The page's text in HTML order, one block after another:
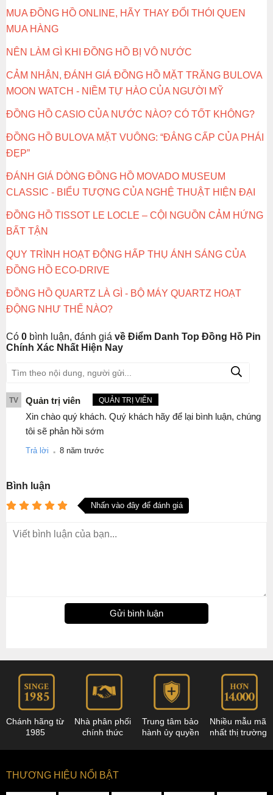
MUA ĐỒNG HỒ ONLINE, HÃY THAY ĐỔI THÓI QUEN
MUA HÀNG
NÊN LÀM GÌ KHI ĐỒNG HỒ BỊ VÔ NƯỚC
CẢM NHẬN, ĐÁNH GIÁ ĐỒNG HỒ MẶT TRĂNG BULOVA
MOON WATCH - NIỀM TỰ HÀO CỦA NGƯỜI MỸ
ĐỒNG HỒ CASIO CỦA NƯỚC NÀO? CÓ TỐT KHÔNG?
ĐỒNG HỒ BULOVA MẶT VUÔNG: “ĐẲNG CẤP CỦA PHÁI
ĐẸP”
ĐÁNH GIÁ DÒNG ĐỒNG HỒ MOVADO MUSEUM
CLASSIC - BIỂU TƯỢNG CỦA NGHỆ THUẬT HIỆN ĐẠI
ĐỒNG HỒ TISSOT LE LOCLE – CỘI NGUỒN CẢM HỨNG
BẤT TẬN
QUY TRÌNH HOẠT ĐỘNG HẤP THỤ ÁNH SÁNG CỦA
ĐỒNG HỒ ECO-DRIVE
ĐỒNG HỒ QUARTZ LÀ GÌ - BỘ MÁY QUARTZ HOẠT
ĐỘNG NHƯ THẾ NÀO?
Có 0 bình luận, đánh giá về Điểm Danh Top Đồng Hồ Pin
Chính Xác Nhất Hiện Nay
TV Quản trị viên QUẢN TRỊ VIÊN
Xin chào quý khách. Quý khách hãy để lại bình luận, chúng
tôi sẽ phản hồi sớm
Trả lời . 8 năm trước
Bình luận
Nhấn vào đây để đánh giá
Gửi bình luận
Chánh hãng từ
1985
Nhà phân phối
chính thức
Trung tâm bảo
hành ủy quyền
Nhiều mẫu mã
nhất thị trường
THƯƠNG HIỆU NỔI BẬT